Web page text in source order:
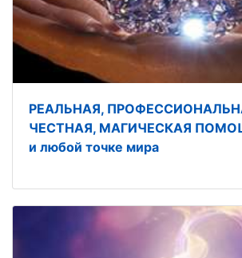
РЕАЛЬНАЯ,
ЧЕСТНАЯ, МАГИЧЕСКАЯ
и любой точке мира